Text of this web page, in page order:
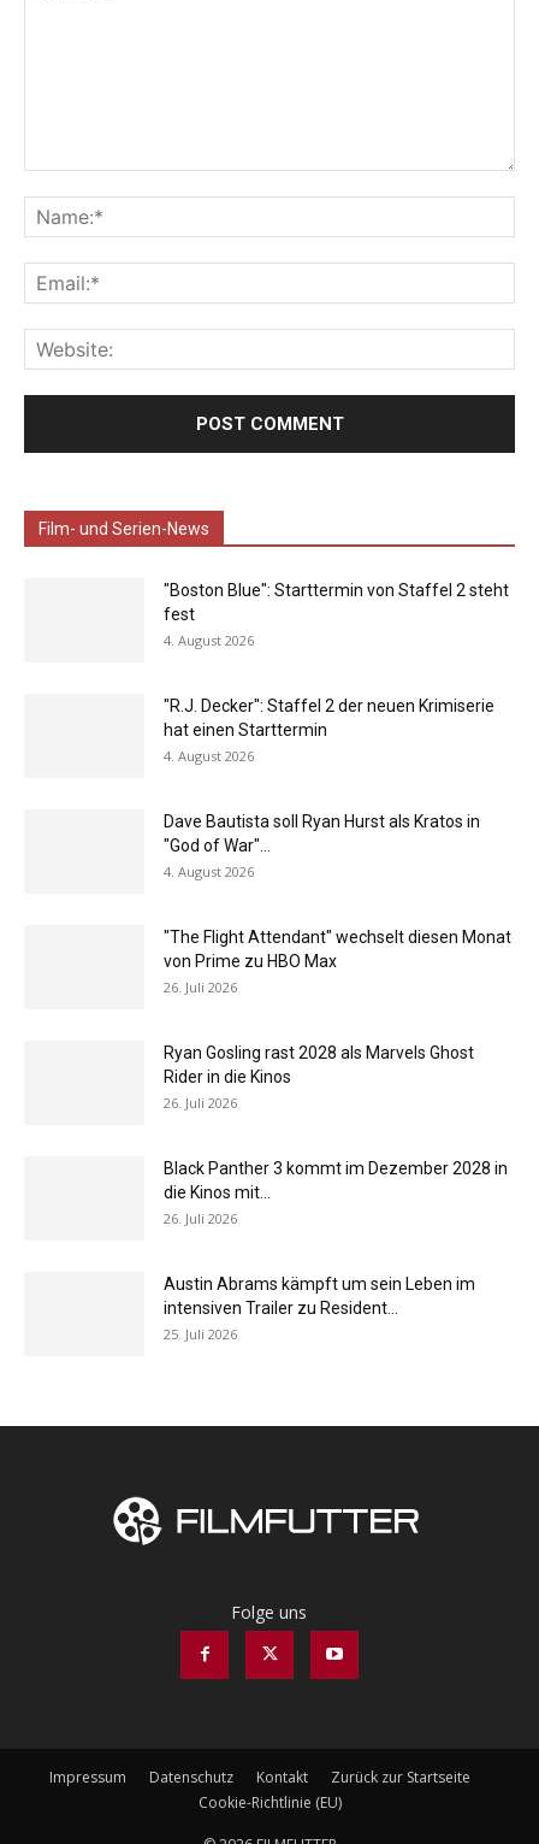
Film- und Serien-News
"Boston Blue": Starttermin von Staffel 2 steht
fest
4. August 2026
"R.J. Decker": Staffel 2 der neuen Krimiserie
hat einen Starttermin
4. August 2026
Dave Bautista soll Ryan Hurst als Kratos in
"God of War"...
4. August 2026
"The Flight Attendant" wechselt diesen Monat
von Prime zu HBO Max
26. Juli 2026
Ryan Gosling rast 2028 als Marvels Ghost
Rider in die Kinos
26. Juli 2026
Black Panther 3 kommt im Dezember 2028 in
die Kinos mit...
26. Juli 2026
Austin Abrams kämpft um sein Leben im
intensiven Trailer zu Resident...
25. Juli 2026
Folge uns
Impressum Datenschutz Kontakt
Zurück zur Startseite
Cookie-Richtlinie (EU)